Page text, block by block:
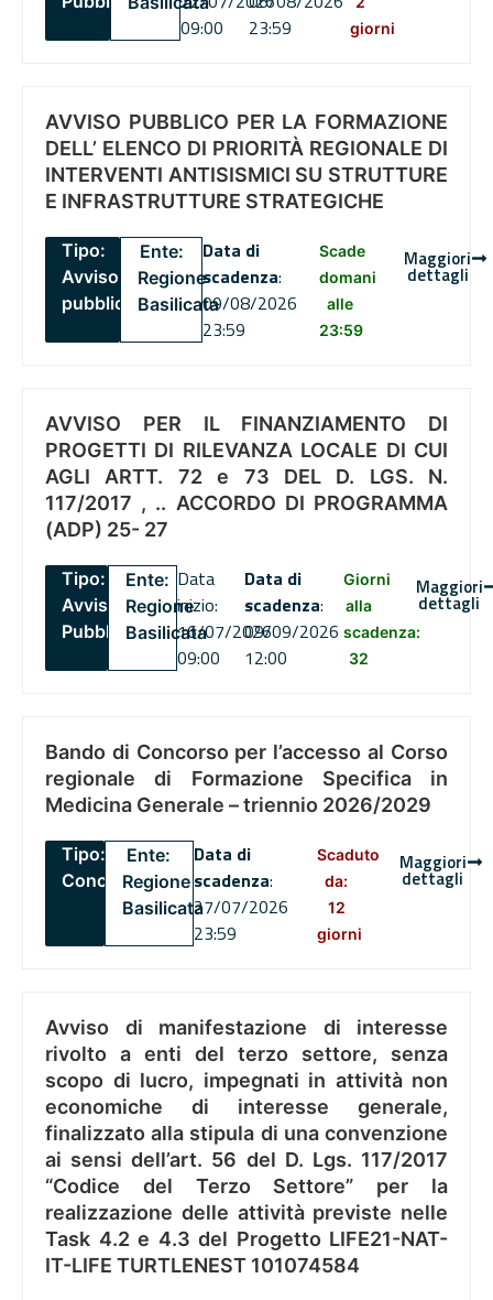
09:00
23:59
giorni
AVVISO PUBBLICO PER LA FORMAZIONE
DELL’ ELENCO DI PRIORITÀ REGIONALE DI
INTERVENTI ANTISISMICI SU STRUTTURE
E INFRASTRUTTURE STRATEGICHE
Tipo:
Avviso
pubblico
Ente:
Regione
Basilicata
Data di
scadenza:
09/08/2026
23:59
Scade
domani
alle
23:59
Maggiori
dettagli
AVVISO PER IL FINANZIAMENTO DI
PROGETTI DI RILEVANZA LOCALE DI CUI
AGLI ARTT. 72 e 73 DEL D. LGS. N.
117/2017 , .. ACCORDO DI PROGRAMMA
(ADP) 25- 27
Tipo:
Avviso
Pubblico
Ente:
Regione
Basilicata
Data
inizio:
16/07/2026
09:00
Data di
scadenza:
09/09/2026
12:00
Giorni
alla
scadenza:
32
Maggiori
dettagli
Bando di Concorso per l’accesso al Corso
regionale di Formazione Specifica in
Medicina Generale – triennio 2026/2029
Tipo:
Concorsi
Ente:
Regione
Basilicata
Data di
scadenza:
27/07/2026
23:59
Scaduto
da:
12
giorni
Maggiori
dettagli
Avviso di manifestazione di interesse
rivolto a enti del terzo settore, senza
scopo di lucro, impegnati in attività non
economiche di interesse generale,
finalizzato alla stipula di una convenzione
ai sensi dell’art. 56 del D. Lgs. 117/2017
“Codice del Terzo Settore” per la
realizzazione delle attività previste nelle
Task 4.2 e 4.3 del Progetto LIFE21-NAT-
IT-LIFE TURTLENEST 101074584